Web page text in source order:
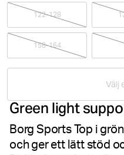
122-128
158-164
Välj
Green light
Borg Sports Top i
och ger ett lätt stöd